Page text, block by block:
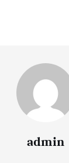
admin